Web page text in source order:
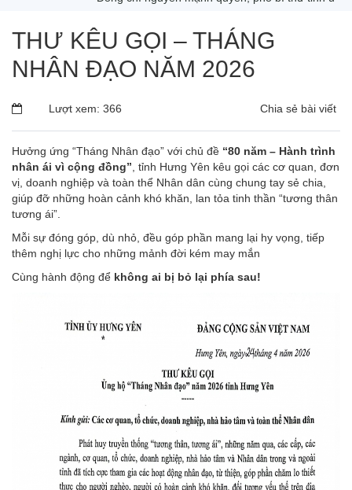
THƯ KÊU GỌI – THÁNG
NHÂN ĐẠO NĂM 2026
Lượt xem: 366 Chia sẻ bài viết
Hưởng ứng “Tháng Nhân đạo” với chủ đề “80 năm – Hành trình
nhân ái vì cộng đồng” , tỉnh Hưng Yên kêu gọi các cơ quan, đơn
vị, doanh nghiệp và toàn thể Nhân dân cùng chung tay sẻ chia,
giúp đỡ những hoàn cảnh khó khăn, lan tỏa tinh thần “tương thân
tương ái”.
Mỗi sự đóng góp, dù nhỏ, đều góp phần mang lại hy vọng, tiếp
thêm nghị lực cho những mảnh đời kém may mắn
Cùng hành động để không ai bị bỏ lại phía sau!